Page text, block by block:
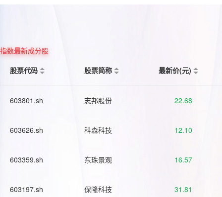
指数最新成分股
股票代码
股票简称 最新价(元)
603801.sh 志邦股份 22.68
603626.sh 科森科技 12.10
603359.sh 东珠景观 16.57
603197.sh 保隆科技 31.81